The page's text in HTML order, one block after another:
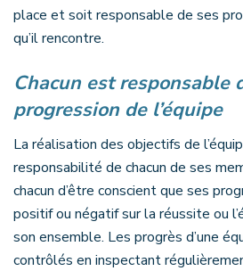
place et soit responsable de ses
qu’il rencontre.
Chacun est responsable
progression de l’équipe
La réalisation des objectifs de
responsabilité de chacun de ses
chacun d’être conscient que ses
positif ou négatif sur la réussite ou
son ensemble. Les progrès d’une
contrôlés en inspectant